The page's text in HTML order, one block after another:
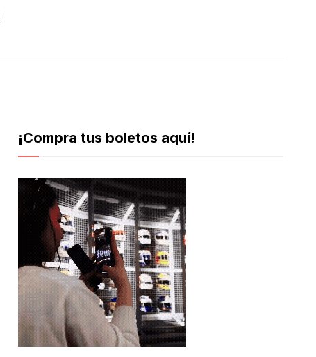
¡Compra tus boletos aquí!